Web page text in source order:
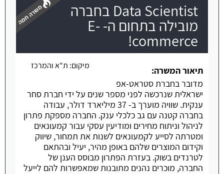
Data Scientist בחברה
מובילה בתחום ה- E-
commerce!
משרה חמה
מיקום: ת"א והמרכז
תיאור המשרה:
מדובר בחברת סטראט-אפ
ישראלית שנרכשה לפני מספר שנים על ידי חברת סחר
ענקית. שוויה מוערך ב- 37 מיליארד דולר, עבודה
בחברה קטנה עם גב כלכלי ענק. החברה מספקת פתרון
לניהול וניתוח מחירים ומודיעין עסקי עבור קמעונאים
ומטרתה לסייע לקמעונאים לשנות את תמחור, שיווק
וקידום המוצרים שלהם באופן מהיר, יעיל ובהתאם
לטרנדים בשוק. בעזרת הפתרון מבוסס הענן של
החברה, מוכרים נהנים מתובנות שמאפשרות להם לייעל